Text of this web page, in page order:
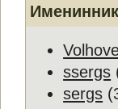
ssergs
sergs